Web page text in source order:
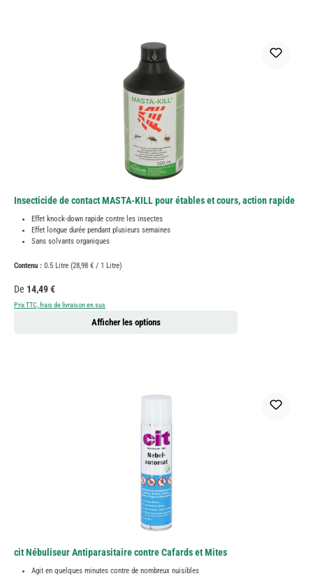
Insecticide de contact MASTA-KILL pour étables et cours, action rapide
Effet knock-down rapide contre les insectes
Effet longue durée pendant plusieurs semaines
Sans solvants organiques
Contenu : 0.5 Litre (28,98 € / 1 Litre)
Prix régulier :
De 14,49 €
Prix TTC, frais de livraison en sus
Afficher les options
cit Nébuliseur Antiparasitaire contre Cafards et Mites
Agit en quelques minutes contre de nombreux nuisibles